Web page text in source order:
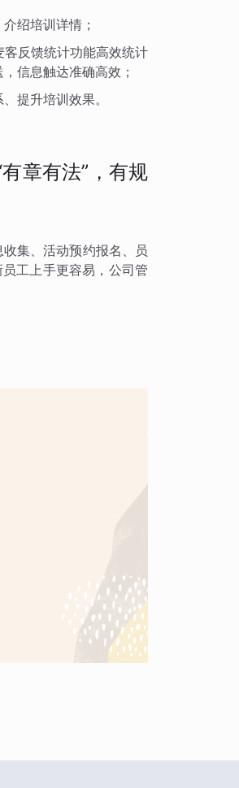
绍培训详情；
反馈统计功能高效统计
信息触达准确高效；
提升培训效果。
章有法”，有规
集、活动预约报名、员
工上手更容易，公司管